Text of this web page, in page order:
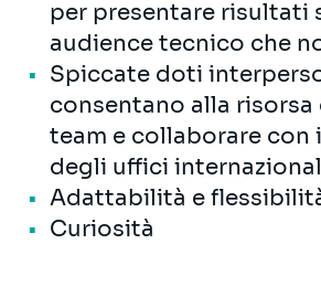
per presentare risultati
audience tecnico che
Spiccate doti
consentano alla risorsa
team e collaborare con
degli uffici
Adattabilità e
Curiosità